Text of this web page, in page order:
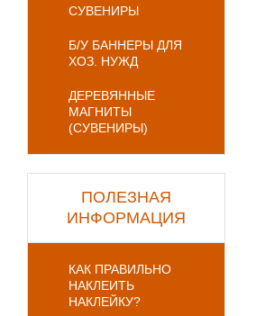
СУВЕНИРЫ
Б/У БАННЕРЫ ДЛЯ
ХОЗ. НУЖД
ДЕРЕВЯННЫЕ
МАГНИТЫ
(СУВЕНИРЫ)
ПОЛЕЗНАЯ
ИНФОРМАЦИЯ
КАК ПРАВИЛЬНО
НАКЛЕИТЬ
НАКЛЕЙКУ?